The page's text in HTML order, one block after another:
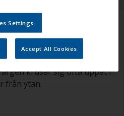
det
man kan se i en trottoar
krusar sig ofta uppåt i
från ytan.
Settings
Accept All Cookies